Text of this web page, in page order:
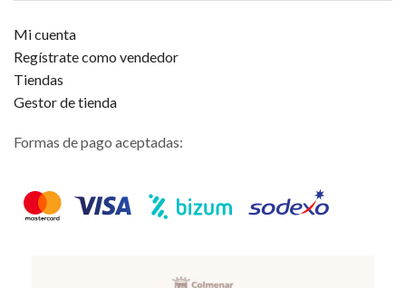
Mi cuenta
Regístrate como vendedor
Tiendas
Gestor de tienda
Formas de pago aceptadas: